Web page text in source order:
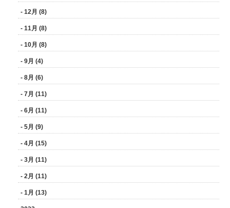
- 12月 (8)
- 11月 (8)
- 10月 (8)
- 9月 (4)
- 8月 (6)
- 7月 (11)
- 6月 (11)
- 5月 (9)
- 4月 (15)
- 3月 (11)
- 2月 (11)
- 1月 (13)